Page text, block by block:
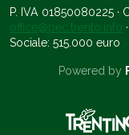
P. IVA 01850080225 ·
office@pec.trento.info
Sociale: 515.000 euro
Powered by